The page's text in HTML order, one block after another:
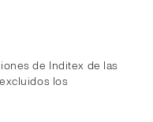
de Inditex de las
los